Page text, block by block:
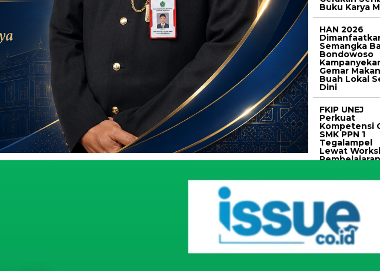
Buku Karya
HAN 2026
Semangka
Bondowoso
Gemar
Buah Lokal
Dini
FKIP UNEJ
Perkuat
Kompetensi
SMK PPN 1
Tegalampel
Lewat